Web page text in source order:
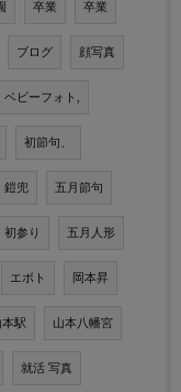
卒業 卒業
ブログ 顔写真
ベビーフォト,
初節句、
鎧兜 五月節句
初参り 五月人形
エボト 岡本昇
駅 山本八幡宮
就活 写真